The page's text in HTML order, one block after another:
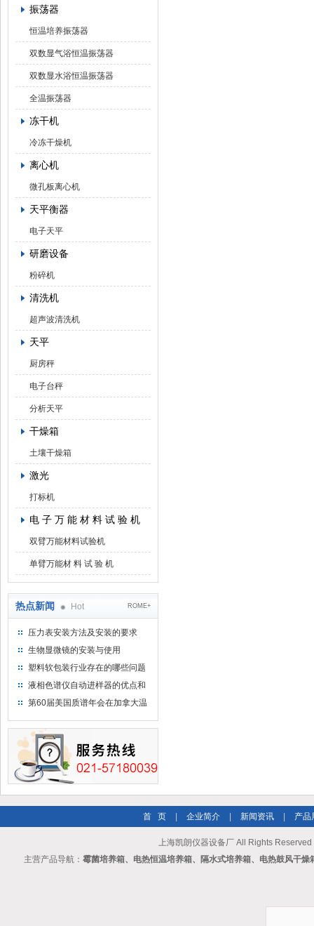
振荡器
恒温培养振荡器
双数显气浴恒温振荡器
双数显水浴恒温振荡器
全温振荡器
冻干机
冷冻干燥机
离心机
微孔板离心机
天平衡器
电子天平
研磨设备
粉碎机
清洗机
超声波清洗机
天平
厨房秤
电子台秤
分析天平
干燥箱
土壤干燥箱
激光
打标机
电 子 万 能 材 料 试 验 机
双臂万能材料试验机
单臂万能材 料 试 验 机
热点新闻 Hot ROME+
压力表安装方法及安装的要求
生物显微镜的安装与使用
塑料软包装行业存在的哪些问题
液相色谱仪自动进样器的优点和
维护
第60届美国质谱年会在加拿大温
首 页 企业简介 新闻资讯 产品
上海凯朗仪器设备厂 All Rights Reserved
主营产品导航： 霉菌培养箱、电热恒温培养箱、隔水式培养箱、电热鼓风干